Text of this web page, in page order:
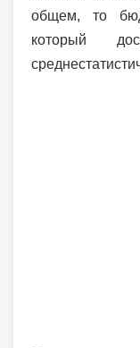
общем, то
который